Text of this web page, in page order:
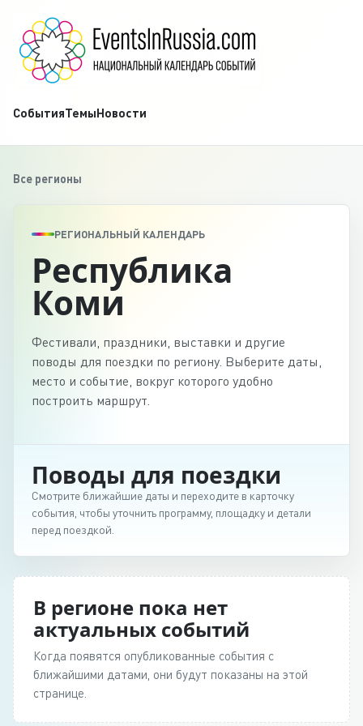
СобытияТемыНовости
Все регионы
РЕГИОНАЛЬНЫЙ КАЛЕНДАРЬ
Республика
Коми
Фестивали, праздники, выставки и другие
поводы для поездки по региону. Выберите даты,
место и событие, вокруг которого удобно
построить маршрут.
Поводы для поездки
Смотрите ближайшие даты и переходите в карточку
события, чтобы уточнить программу, площадку и детали
перед поездкой.
В регионе пока нет
актуальных событий
Когда появятся опубликованные события с
ближайшими датами, они будут показаны на этой
странице.